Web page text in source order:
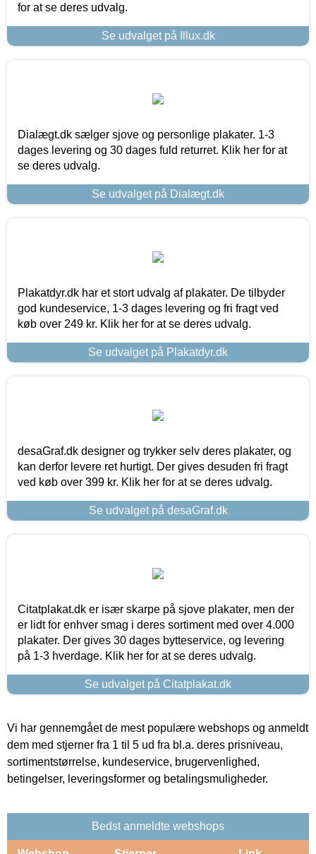
for at se deres udvalg.
Se udvalget på Illux.dk
Dialægt.dk sælger sjove og personlige plakater. 1-3
dages levering og 30 dages fuld returret. Klik her for at
se deres udvalg.
Se udvalget på Dialægt.dk
Plakatdyr.dk har et stort udvalg af plakater. De tilbyder
god kundeservice, 1-3 dages levering og fri fragt ved
køb over 249 kr. Klik her for at se deres udvalg.
Se udvalget på Plakatdyr.dk
desaGraf.dk designer og trykker selv deres plakater, og
kan derfor levere ret hurtigt. Der gives desuden fri fragt
ved køb over 399 kr. Klik her for at se deres udvalg.
Se udvalget på desaGraf.dk
Citatplakat.dk er især skarpe på sjove plakater, men der
er lidt for enhver smag i deres sortiment med over 4.000
plakater. Der gives 30 dages bytteservice, og levering
på 1-3 hverdage. Klik her for at se deres udvalg.
Se udvalget på Citatplakat.dk
Vi har gennemgået de mest populære webshops og anmeldt
dem med stjerner fra 1 til 5 ud fra bl.a. deres prisniveau,
sortimentstørrelse, kundeservice, brugervenlighed,
betingelser, leveringsformer og betalingsmuligheder.
Bedst anmeldte webshops